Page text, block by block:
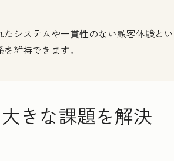
システムや一貫性のない顧客体験と
維持できます。
きな課題を解決